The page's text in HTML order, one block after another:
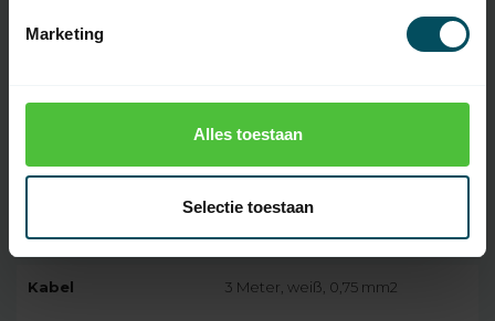
Marketing
Alles toestaan
Selectie toestaan
Eigenschaften
38 11 33
Baureihe Motor SE Plus RC, Typ 1
Kabel 3 Meter, weiß, 0,75 mm2